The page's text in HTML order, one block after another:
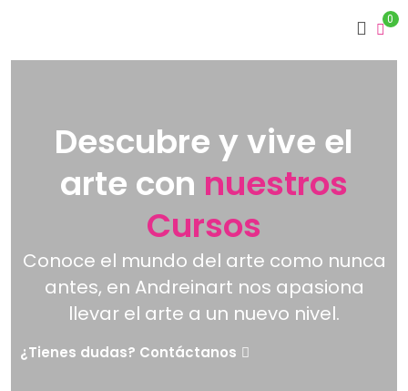
0
Descubre y vive el
arte con nuestros
Cursos
Conoce el mundo del arte como nunca
antes, en Andreinart nos apasiona
llevar el arte a un nuevo nivel.
¿Tienes dudas? Contáctanos